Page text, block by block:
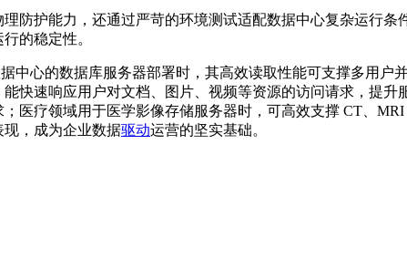
防护能力，还通过严苛的环境测试适配数据中心复杂运行
的稳定性。
中心的数据库服务器部署时，其高效读取性能可支撑多用户
快速响应用户对文档、图片、视频等资源的访问请求，提
医疗领域用于医学影像存储服务器时，可高效支撑 CT、
，成为企业数据驱动运营的坚实基础。